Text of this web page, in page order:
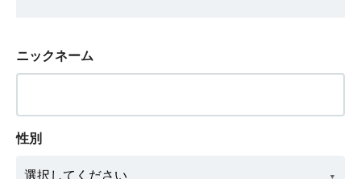
ニックネーム
性別